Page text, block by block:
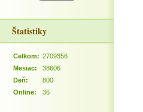
Štatistiky
Online: 36
Celkom: 2709356
Mesiac:
38606
Deň:
800